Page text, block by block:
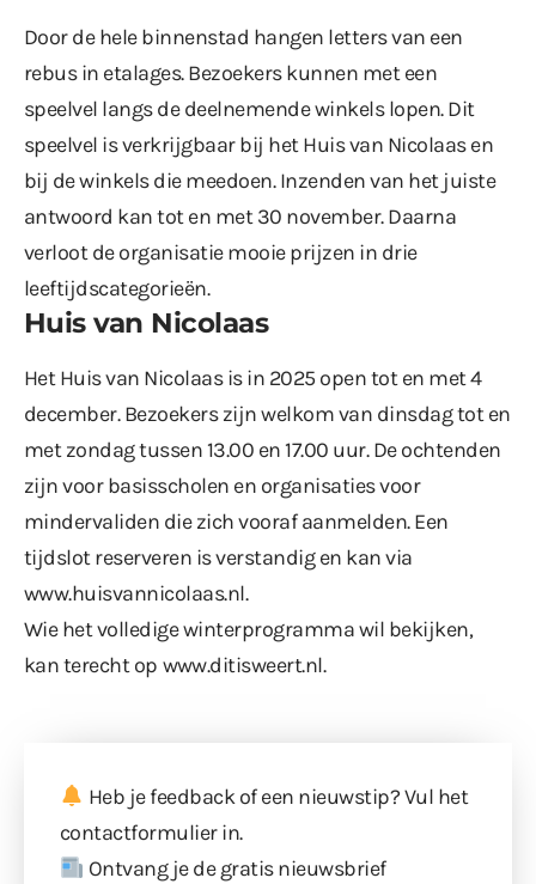
Door de hele binnenstad hangen letters van een
rebus in etalages. Bezoekers kunnen met een
speelvel langs de deelnemende winkels lopen. Dit
speelvel is verkrijgbaar bij het Huis van Nicolaas en
bij de winkels die meedoen. Inzenden van het juiste
antwoord kan tot en met 30 november. Daarna
verloot de organisatie mooie prijzen in drie
leeftijdscategorieën.
Huis van Nicolaas
HetHuis van Nicolaasis in 2025 open tot en met 4
december. Bezoekers zijn welkom van dinsdag tot en
met zondag tussen 13.00 en 17.00 uur. De ochtenden
zijn voor basisscholen en organisaties voor
mindervaliden die zich vooraf aanmelden. Een
tijdslot reserveren is verstandig en kan via
www.huisvannicolaas.nl.
Wie het volledige winterprogramma wil bekijken,
kan terecht op www.ditisweert.nl.
Heb je feedback of een nieuwstip? Vul het
contactformulierin.
Ontvang je de gratis nieuwsbrief